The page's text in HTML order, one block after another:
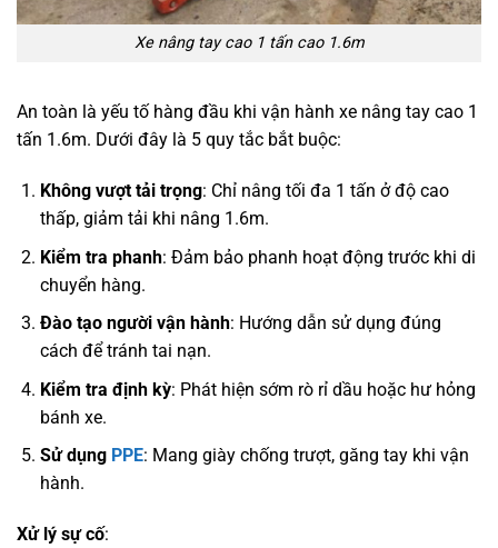
Xe nâng tay cao 1 tấn cao 1.6m
An toàn là yếu tố hàng đầu khi vận hành xe nâng tay cao 1
tấn 1.6m. Dưới đây là 5 quy tắc bắt buộc:
Không vượt tải trọng: Chỉ nâng tối đa 1 tấn ở độ cao
thấp, giảm tải khi nâng 1.6m.
Kiểm tra phanh: Đảm bảo phanh hoạt động trước khi di
chuyển hàng.
Đào tạo người vận hành: Hướng dẫn sử dụng đúng
cách để tránh tai nạn.
Kiểm tra định kỳ: Phát hiện sớm rò rỉ dầu hoặc hư hỏng
bánh xe.
Sử dụng PPE: Mang giày chống trượt, găng tay khi vận
hành.
Xử lý sự cố: